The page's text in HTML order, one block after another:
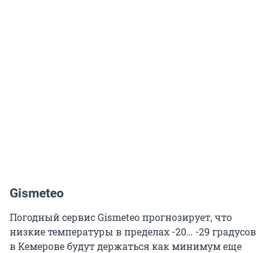
Gismeteo
Погодный сервис Gismeteo прогнозирует, что
низкие температуры в пределах -20… -29 градусов
в Кемерове будут держаться как минимум еще